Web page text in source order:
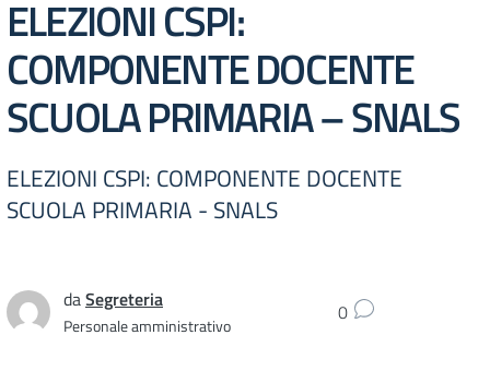
ELEZIONI CSPI:
COMPONENTE DOCENTE
SCUOLA PRIMARIA – SNALS
ELEZIONI CSPI: COMPONENTE DOCENTE
SCUOLA PRIMARIA - SNALS
daSegreteria
Personale amministrativo 0